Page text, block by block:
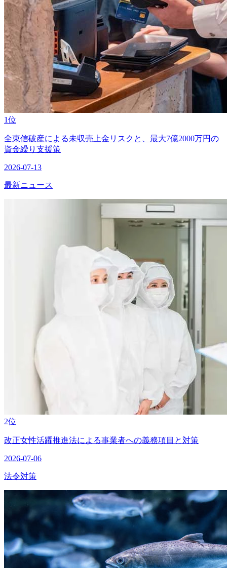
1位
全東信破産による未収売上金リスクと、最大7億2000万円の
資金繰り支援策
2026-07-13
最新ニュース
2位
改正女性活躍推進法による事業者への義務項目と対策
2026-07-06
法令対策